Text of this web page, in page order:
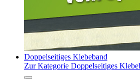
Doppelseitiges Klebeband
Zur Kategorie Doppelseitiges